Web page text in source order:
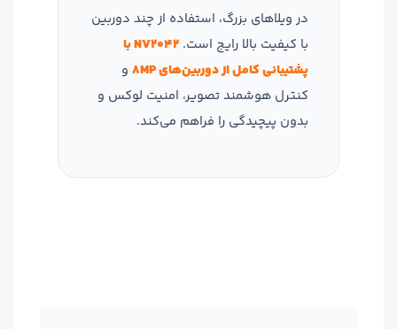
در ویلاهای بزرگ، استفاده از چند دوربین
با کیفیت بالا رایج است.
NV2042 با
پشتیبانی کامل از دوربین‌های 8MP
و
کنترل هوشمند تصویر، امنیت لوکس و
بدون پیچیدگی را فراهم می‌کند.